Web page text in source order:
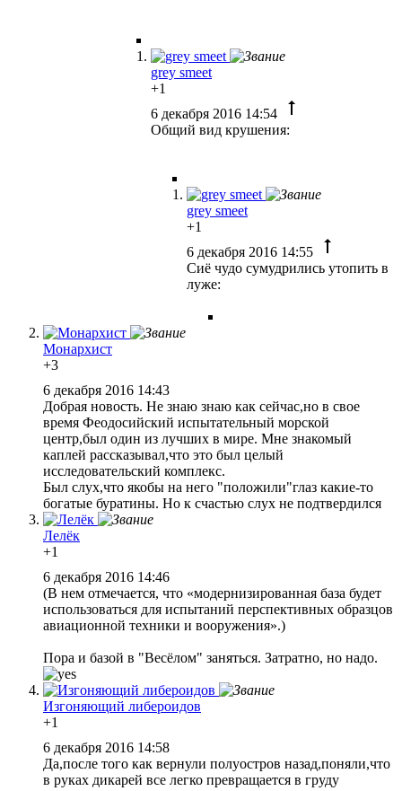
grey smeet
+1
6 декабря 2016 14:54
Общий вид крушения:
grey smeet
+1
6 декабря 2016 14:55
Сиё чудо сумудрились утопить в
луже:
Монархист
+3
6 декабря 2016 14:43
Добрая новость. Не знаю знаю как сейчас,но в свое
время Феодосийский испытательный морской
центр,был один из лучших в мире. Мне знакомый
каплей рассказывал,что это был целый
исследовательский комплекс.
Был слух,что якобы на него "положили"глаз какие-то
богатые буратины. Но к счастью слух не подтвердился
Лелёк
+1
6 декабря 2016 14:46
(В нем отмечается, что «модернизированная база будет
использоваться для испытаний перспективных образцов
авиационной техники и вооружения».)
Пора и базой в "Весёлом" заняться. Затратно, но надо.
Изгоняющий либероидов
+1
6 декабря 2016 14:58
Да,после того как вернули полуостров назад,поняли,что
в руках дикарей все легко превращается в груду